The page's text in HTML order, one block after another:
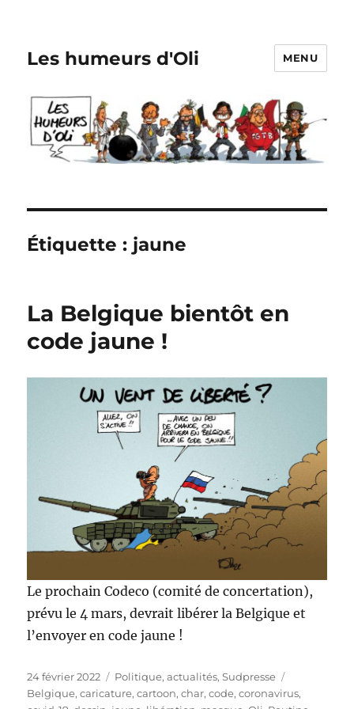
Les humeurs d'Oli MENU
Étiquette : jaune
La Belgique bientôt en
code jaune !
Le prochain Codeco (comité de concertation),
prévu le 4 mars, devrait libérer la Belgique et
l’envoyer en code jaune !
Publié
le
24 février 2022 Catégories
Politique, actualités,Sudpresse
Belgique,caricature,cartoon,char,code,coronavirus,